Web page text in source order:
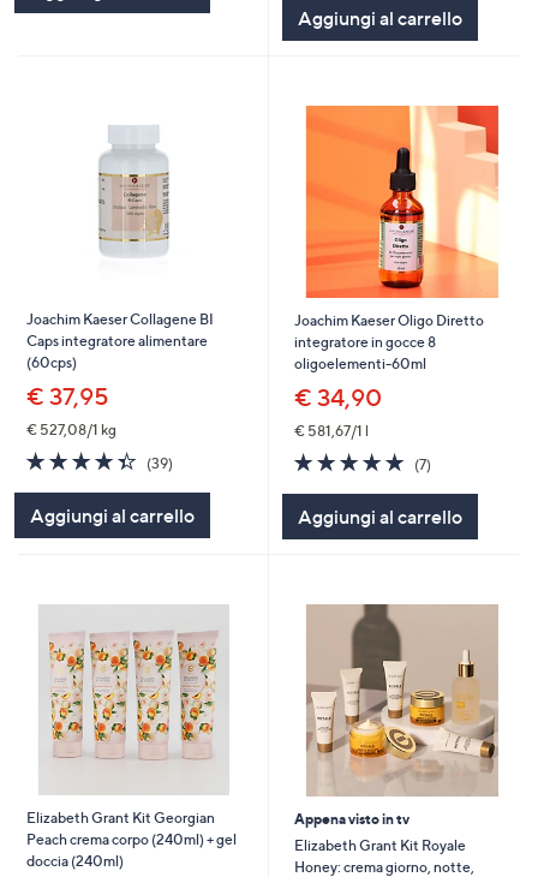
Stars
Aggiungi al carrello
Joachim Kaeser Collagene BI
Caps integratore alimentare
(60cps)
€ 37,95
€ 527,08/1 kg
4.4
of
Stars
(39)
Aggiungi al carrello
Joachim Kaeser Oligo Diretto
integratore in gocce 8
oligoelementi-60ml
€ 34,90
€ 581,67/1 l
4.9
of
Stars
(7)
Aggiungi al carrello
Elizabeth Grant Kit Georgian
Peach crema corpo (240ml) + gel
doccia (240ml)
Appena visto in tv
Elizabeth Grant Kit Royale
Honey: crema giorno, notte,